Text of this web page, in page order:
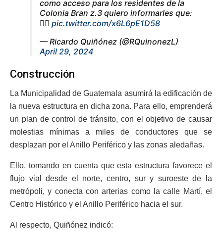
como acceso para los residentes de la
Colonia Bran z.3 quiero informarles que:
👇🏽 pic.twitter.com/x6L6pE1D58
— Ricardo Quiñónez (@RQuinonezL)
April 29, 2024
Construcción
La Municipalidad de Guatemala asumirá la edificación de
la nueva estructura en dicha zona. Para ello, emprenderá
un plan de control de tránsito, con el objetivo de causar
molestias mínimas a miles de conductores que se
desplazan por el Anillo Periférico y las zonas aledañas.
Ello, tomando en cuenta que esta estructura favorece el
flujo vial desde el norte, centro, sur y suroeste de la
metrópoli, y conecta con arterias como la calle Martí, el
Centro Histórico y el Anillo Periférico hacia el sur.
Al respecto, Quiñónez indicó: